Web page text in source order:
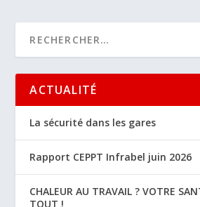
ACTUALITÉ
La sécurité dans les gares
Rapport CEPPT Infrabel juin 2026
CHALEUR AU TRAVAIL ? VOTRE
TOUT !